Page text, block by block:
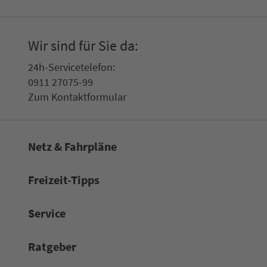
Wir sind für Sie da:
24h-Ser­vice­te­le­fon:
0911 27075-99
Zum Kon­taktformular
Netz & Fahrpläne
Frei­zeit-Tipps
Service
Rat­ge­ber